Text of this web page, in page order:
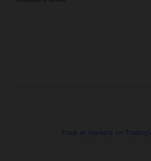
Track all markets on